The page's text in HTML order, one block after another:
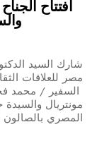
افتتاح
شارك السيد
مصر للعلاقات
السفير / محمد
مونتريال
المصري بالصالون